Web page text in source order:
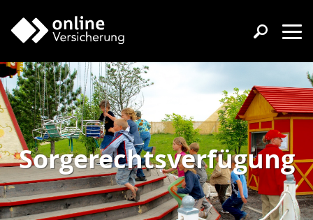
Sorgerechtsverfügung